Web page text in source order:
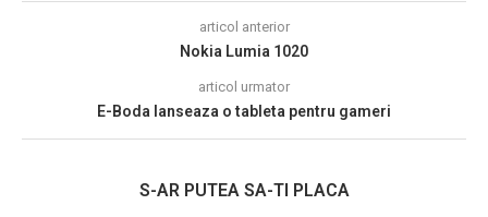
articol anterior
Nokia Lumia 1020
articol urmator
E-Boda lanseaza o tableta pentru gameri
S-AR PUTEA SA-TI PLACA